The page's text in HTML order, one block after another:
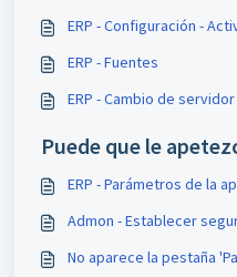
ERP - Configuración -
ERP - Fuentes
ERP - Cambio de servidor
Puede que le
ERP - Parámetros de la
Admon - Establecer
No aparece la pestaña